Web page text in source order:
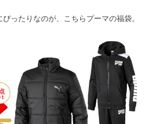
ったりなのが、こちらプーマの福袋。